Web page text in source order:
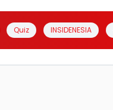
Quiz INSIDENESIA